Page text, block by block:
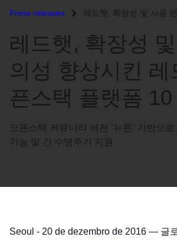
Press releases 레드햇, 확장성 및 사용 편의성 향상시킨 레
레드햇, 확장성
의성 향상시킨 레
픈스택 플랫폼 10
오픈스택 커뮤니티 버전 ‘뉴튼’ 기반으
기능 및 긴 수명주기 지원
Seoul - 20 de dezembro de 2016 — 글